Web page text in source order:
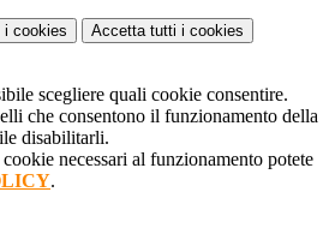
i cookies Accetta tutti i cookies
scegliere quali cookie consentire.
che consentono il funzionamento della
disabilitarli.
necessari al funzionamento potete
.